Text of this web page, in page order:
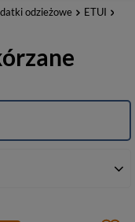
odzieżowe ETUI